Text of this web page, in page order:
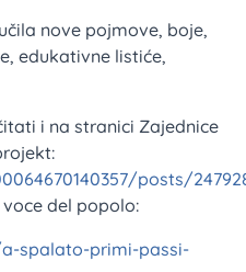
nove pojmove, boje,
edukativne listiće,
i na stranici Zajednice
posts/
del popolo:
spalato-primi-passi-